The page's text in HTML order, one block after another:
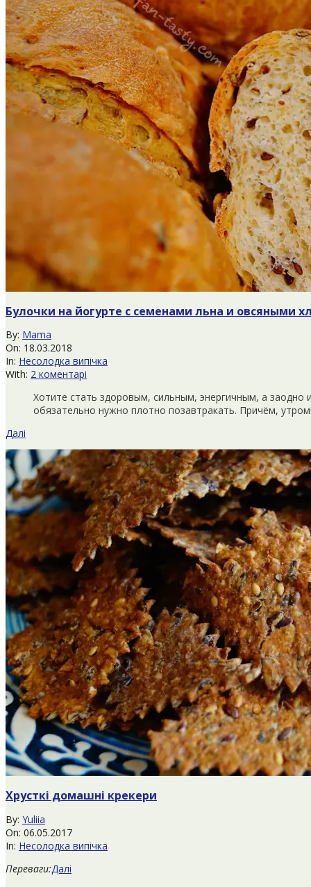
Булочки на йогурте с семенами льна и овсяными
2018-
03-
18
By: Mama
On: 18.03.2018
In: Несолодка випічка
With: 2 коментарі
Хотите стать здоровым, сильным, энергичным, а заодно
обязательно нужно плотно позавтракать. Причём,
Далі
Хрусткі домашні крекери
2017-
05-
06
By: Yuliia
On: 06.05.2017
In: Несолодка випічка
Переваги:Далі